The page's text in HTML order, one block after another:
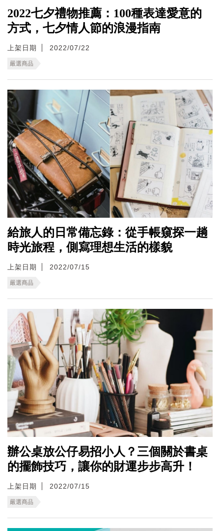
2022七夕禮物推薦：100種表達愛意的
方式，七夕情人節的浪漫指南
上架日期 2022/07/22
嚴選商品
給旅人的日常備忘錄：從手帳窺探一趟
時光旅程，側寫理想生活的樣貌
上架日期 2022/07/15
嚴選商品
辦公桌放公仔易招小人？三個關於書桌
的擺飾技巧，讓你的財運步步高升！
上架日期 2022/07/15
嚴選商品